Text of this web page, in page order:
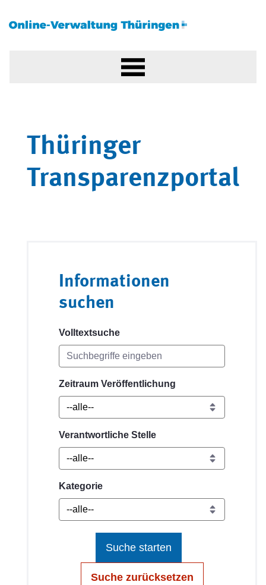
Thüringer
Transparenzportal
Informationen
suchen
Volltextsuche
Zeitraum Veröffentlichung
Verantwortliche Stelle
Kategorie
Suche starten
Suche zurücksetzen